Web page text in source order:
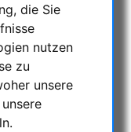
die Sie
nutzen
zu
unsere